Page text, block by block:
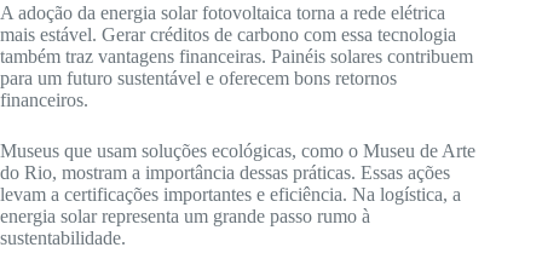
A adoção da energia solar fotovoltaica torna a rede elétrica
mais estável. Gerar créditos de carbono com essa tecnologia
também traz vantagens financeiras. Painéis solares contribuem
para um futuro sustentável e oferecem bons retornos
financeiros.
Museus que usam soluções ecológicas, como o Museu de Arte
do Rio, mostram a importância dessas práticas. Essas ações
levam a certificações importantes e eficiência. Na logística, a
energia solar representa um grande passo rumo à
sustentabilidade.